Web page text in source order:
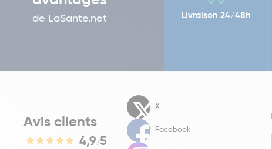
de LaSante.net Livraison 24/48h
Avis clients
4,9/5
X
Facebook